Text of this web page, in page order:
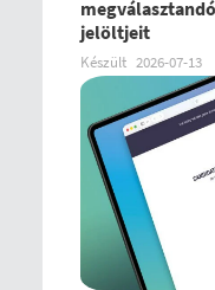
jelöltjeit
Készült 2026-07-13